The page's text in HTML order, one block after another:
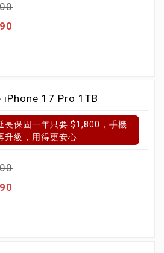
iPhone 17 Pro 1TB
長保固一年只要 $1,800，手機
升級，用得更安心